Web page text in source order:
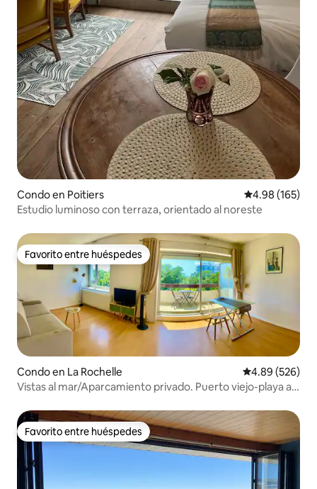
Condo en Poitiers Calificación
4.98 (165)
Estudio luminoso con terraza, orientado al noreste
Favorito entre huéspedes
Favorito entre huéspedes
Condo en La Rochelle Calificación
4.89 (526)
Vistas al mar/Aparcamiento privado. Puerto viejo-playa a
Favorito entre huéspedes
Favorito entre huéspedes